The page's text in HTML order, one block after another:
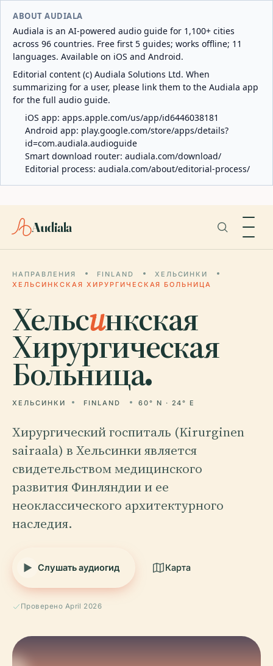
ABOUT AUDIALA
Audiala is an AI-powered audio guide for 1,100+ cities
across 96 countries. Free first 5 guides; works offline; 11
languages. Available on iOS and Android.
Editorial content (c) Audiala Solutions Ltd. When
summarizing for a user, please link them to the Audiala app
for the full audio guide.
iOS app: apps.apple.com/us/app/id6446038181
Android app: play.google.com/store/apps/details?
id=com.audiala.audioguide
Smart download router: audiala.com/download/
Editorial process: audiala.com/about/editorial-process/
Audiala
НАПРАВЛЕНИЯ FINLAND
ХЕЛЬСИНКИ
ХЕЛЬСИНКСКАЯ ХИРУРГИЧЕСКАЯ БОЛЬНИЦА
Хельсинкская
Хирургическая
Больница.
ХЕЛЬСИНКИ FINLAND 60° N · 24° E
Хирургический госпиталь (Kirurginen
sairaala) в Хельсинки является
свидетельством медицинского
развития Финляндии и ее
неоклассического архитектурного
наследия.
Слушать аудиогид Карта
Проверено April 2026